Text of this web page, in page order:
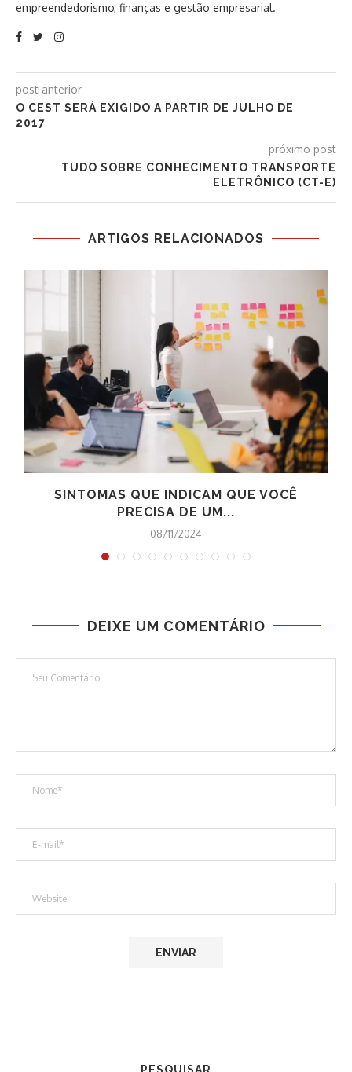
empreendedorismo, finanças e gestão empresarial.
post anterior
O CEST SERÁ EXIGIDO A PARTIR DE JULHO DE
2017
próximo post
TUDO SOBRE CONHECIMENTO TRANSPORTE
ELETRÔNICO (CT-E)
ARTIGOS RELACIONADOS
SINTOMAS QUE INDICAM QUE VOCÊ
PRECISA DE UM...
08/11/2024
DEIXE UM COMENTÁRIO
PESQUISAR